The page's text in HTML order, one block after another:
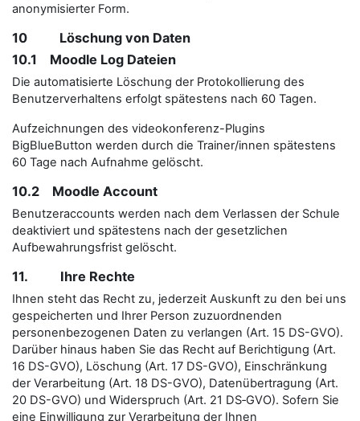
anonymisierter Form.
10 Löschung von Daten
10.1 Moodle Log Dateien
Die automatisierte Löschung der Protokollierung des
Benutzerverhaltens erfolgt spätestens nach 60 Tagen.
Aufzeichnungen des videokonferenz-Plugins
BigBlueButton werden durch die Trainer/innen spätestens
60 Tage nach Aufnahme gelöscht.
10.2 Moodle Account
Benutzeraccounts werden nach dem Verlassen der Schule
deaktiviert und spätestens nach der gesetzlichen
Aufbewahrungsfrist gelöscht.
11. Ihre Rechte
Ihnen steht das Recht zu, jederzeit Auskunft zu den bei uns
gespeicherten und Ihrer Person zuzuordnenden
personenbezogenen Daten zu verlangen (Art. 15 DS-GVO).
Darüber hinaus haben Sie das Recht auf Berichtigung (Art.
16 DS-GVO), Löschung (Art. 17 DS-GVO), Einschränkung
der Verarbeitung (Art. 18 DS-GVO), Datenübertragung (Art.
20 DS-GVO) und Widerspruch (Art. 21 DS‑GVO). Sofern Sie
eine Einwilligung zur Verarbeitung der Ihnen